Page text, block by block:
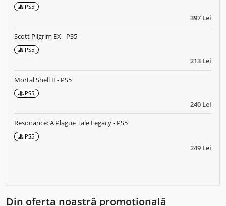
397 Lei
PS5
213 Lei
Scott Pilgrim EX - PS5
PS5
240 Lei
Mortal Shell II - PS5
PS5
249 Lei
Resonance: A Plague Tale Legacy - PS5
PS5
Din oferta noastră promoțională